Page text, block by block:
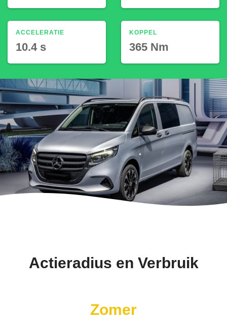
ACCELERATIE
10.4 s
KOPPEL
365 Nm
Actieradius en Verbruik
Zomer